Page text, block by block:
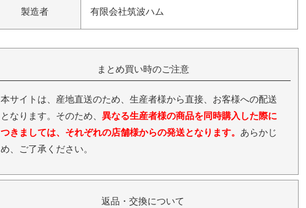
製造者 有限会社筑波ハム
まとめ買い時のご注意
本サイトは、産地直送のため、生産者様から直接、お客様への配送
となります。そのため、 異なる生産者様の商品を同時購入した際に
つきましては、それぞれの店舗様からの発送となります。 あらかじ
め、ご了承ください。
返品・交換について